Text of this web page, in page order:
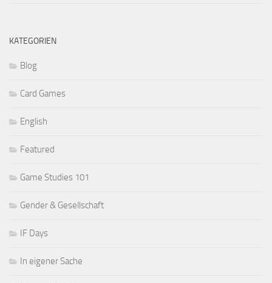
KATEGORIEN
Blog
Card Games
English
Featured
Game Studies 101
Gender & Gesellschaft
IF Days
In eigener Sache